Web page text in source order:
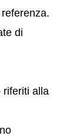
di
riferiti alla